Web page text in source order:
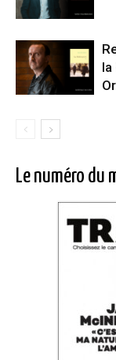
la
Le numéro du